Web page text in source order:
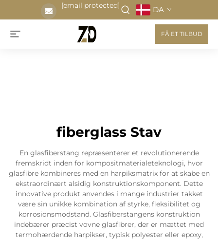
[email protected] DA
FÅ ET TILBUD
fiberglass Stav
En glasfiberstang repræsenterer et revolutionerende
fremskridt inden for kompositmaterialeteknologi, hvor
glasfibre kombineres med en harpiksmatrix for at skabe en
ekstraordinært alsidig konstruktionskomponent. Dette
innovative produkt anvendes i mange industrier takket
være sin unikke kombination af styrke, fleksibilitet og
korrosionsmodstand. Glasfiberstangens konstruktion
indebærer præcist vovne glasfibrer, der er mættet med
termohærdende harpikser, typisk polyester eller epoxy,